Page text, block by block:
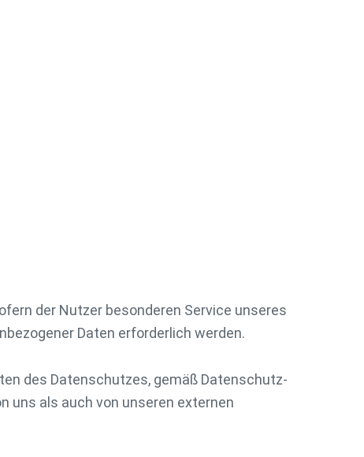
der Nutzer besonderen Service unseres
Daten erforderlich werden.
des Datenschutzes, gemäß Datenschutz-
uns als auch von unseren externen